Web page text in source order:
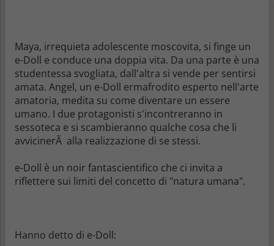
Maya, irrequieta adolescente moscovita, si finge un
e-Doll e conduce una doppia vita. Da una parte è una
studentessa svogliata, dall'altra si vende per sentirsi
amata. Angel, un e-Doll ermafrodito esperto nell'arte
amatoria, medita su come diventare un essere
umano. I due protagonisti s'incontreranno in
sessoteca e si scambieranno qualche cosa che li
avvicinerÃ alla realizzazione di se stessi.
e-Doll è un noir fantascientifico che ci invita a
riflettere sui limiti del concetto di "natura umana".
Hanno detto di e-Doll: